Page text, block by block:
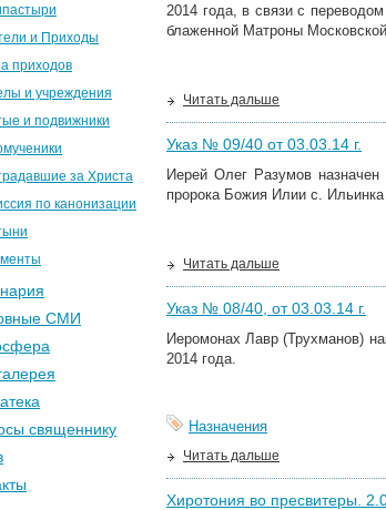
2014 года, в связи с
блаженной Матроны
Читать дальше
Указ № 09/40 от 03.03.14 г.
Иерей Олег Разумов назначен
пророка Божия Илии с.
Читать дальше
Указ № 08/40, от 03.03.14 г.
ИеромонахЛавр (Трухманов)
2014 года.
Назначения
Читать дальше
Хиротония во пресвитеры.
и Приходы
приходов
и учреждения
и подвижники
за Христа
по канонизации
СМИ
священнику